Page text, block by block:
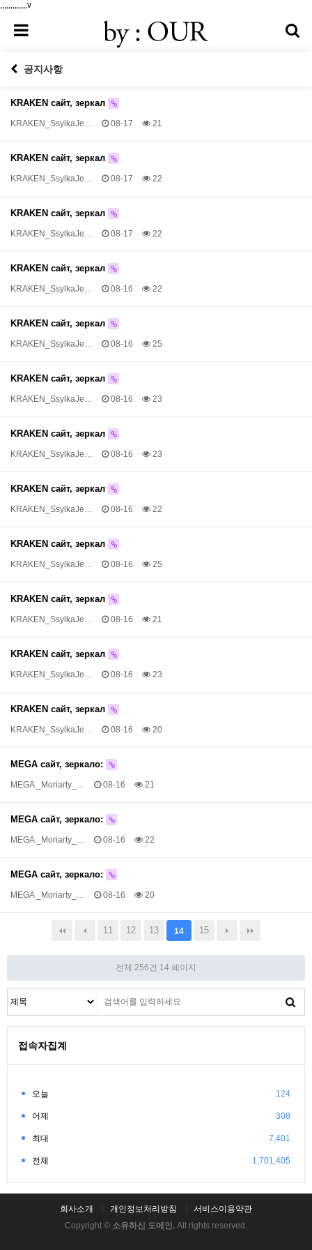
,,,,,,,,,,,,,v
공지사항
KRAKEN сайт, зеркал
KRAKEN_SsylkaJe… 08-17 21
KRAKEN сайт, зеркал
KRAKEN_SsylkaJe… 08-17 22
KRAKEN сайт, зеркал
KRAKEN_SsylkaJe… 08-17 22
KRAKEN сайт, зеркал
KRAKEN_SsylkaJe… 08-16 22
KRAKEN сайт, зеркал
KRAKEN_SsylkaJe… 08-16 25
KRAKEN сайт, зеркал
KRAKEN_SsylkaJe… 08-16 23
KRAKEN сайт, зеркал
KRAKEN_SsylkaJe… 08-16 23
KRAKEN сайт, зеркал
KRAKEN_SsylkaJe… 08-16 22
KRAKEN сайт, зеркал
KRAKEN_SsylkaJe… 08-16 25
KRAKEN сайт, зеркал
KRAKEN_SsylkaJe… 08-16 21
KRAKEN сайт, зеркал
KRAKEN_SsylkaJe… 08-16 23
KRAKEN сайт, зеркал
KRAKEN_SsylkaJe… 08-16 20
MEGA сайт, зеркало:
MEGA _Moriarty_… 08-16 21
MEGA сайт, зеркало:
MEGA _Moriarty_… 08-16 22
MEGA сайт, зеркало:
MEGA _Moriarty_… 08-16 20
11 12 13 14 15
전체 256건 14 페이지
접속자집계
오늘 124
어제 308
최대 7,401
전체 1,701,405
회사소개 개인정보처리방침
서비스이용약관
Copyright © 소유하신 도메인. All rights reserved.